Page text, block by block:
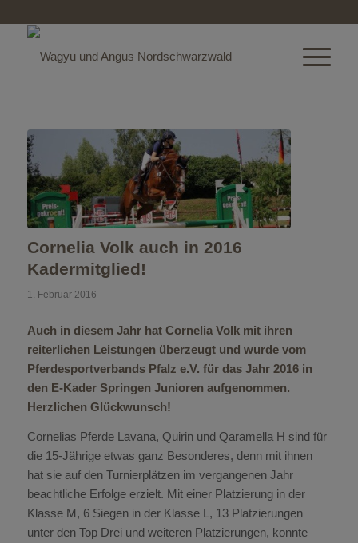
Cornelia Volk auch in 2016
Kadermitglied!
1. Februar 2016
Auch in diesem Jahr hat Cornelia Volk mit ihren
reiterlichen Leistungen überzeugt und wurde vom
Pferdesportverbands Pfalz e.V. für das Jahr 2016 in
den E-Kader Springen Junioren aufgenommen.
Herzlichen Glückwunsch!
Cornelias Pferde Lavana, Quirin und Qaramella H sind für
die 15-Jährige etwas ganz Besonderes, denn mit ihnen
hat sie auf den Turnierplätzen im vergangenen Jahr
beachtliche Erfolge erzielt. Mit einer Platzierung in der
Klasse M, 6 Siegen in der Klasse L, 13 Platzierungen
unter den Top Drei und weiteren Platzierungen, konnte